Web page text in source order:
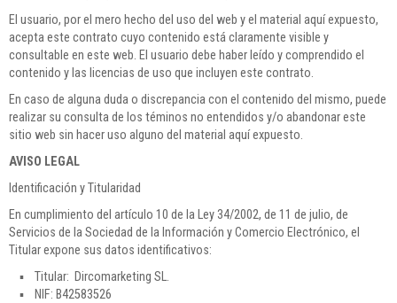
El usuario, por el mero hecho del uso del web y el material aquí expuesto,
acepta este contrato cuyo contenido está claramente visible y
consultable en este web. El usuario debe haber leído y comprendido el
contenido y las licencias de uso que incluyen este contrato.
En caso de alguna duda o discrepancia con el contenido del mismo, puede
realizar su consulta de los téminos no entendidos y/o abandonar este
sitio web sin hacer uso alguno del material aquí expuesto.
AVISO LEGAL
Identificación y Titularidad
En cumplimiento del artículo 10 de la Ley 34/2002, de 11 de julio, de
Servicios de la Sociedad de la Información y Comercio Electrónico, el
Titular expone sus datos identificativos:
▪ Titular: Dircomarketing SL.
▪ NIF: B42583526